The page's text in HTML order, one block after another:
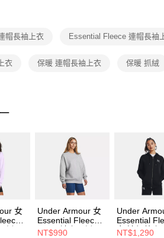
帽長袖上衣 Essential Fleece 連帽長袖
衣 保暖 連帽長袖上衣 保暖 抓絨
女
衫
Under Armour 女
Essential Fleece
OS 長袖套頭衫
NT$990
Under
Essential
女 連帽外套
NT$1,290